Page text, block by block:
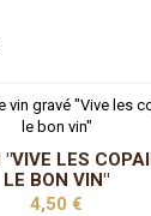
"VIVE LES
LE BON VIN"
Prix
4,50 €